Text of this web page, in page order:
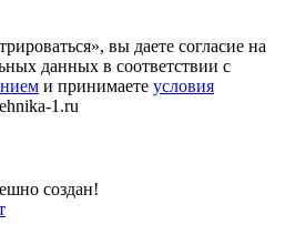
вы даете согласие на
данных в соответствии с
и принимаете условия
1.ru
создан!